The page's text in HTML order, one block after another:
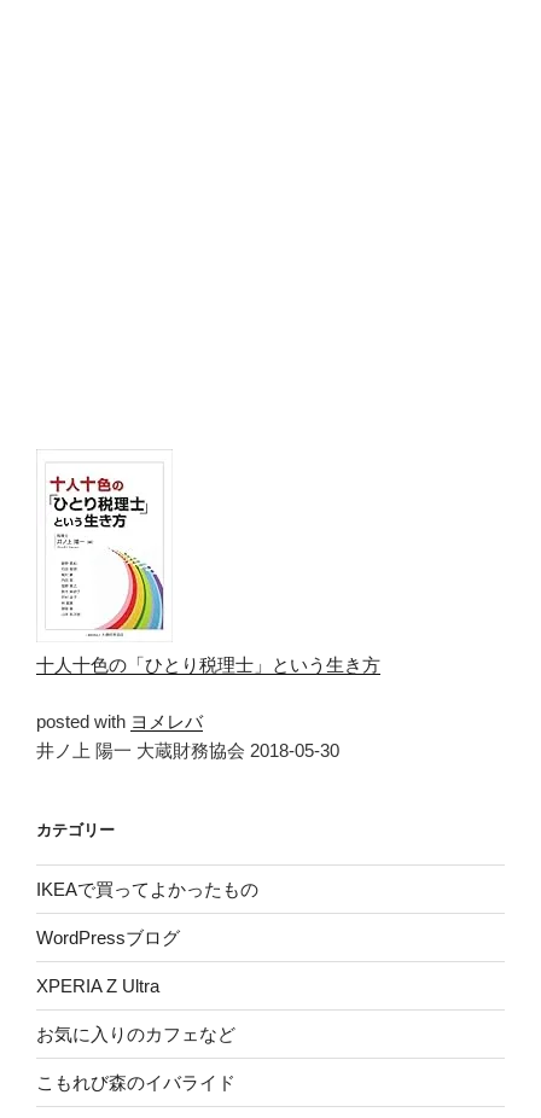
十人十色の「ひとり税理士」という生き方
posted with ヨメレバ
井ノ上 陽一 大蔵財務協会 2018-05-30
カテゴリー
IKEAで買ってよかったもの
WordPressブログ
XPERIA Z Ultra
お気に入りのカフェなど
こもれび森のイバライド